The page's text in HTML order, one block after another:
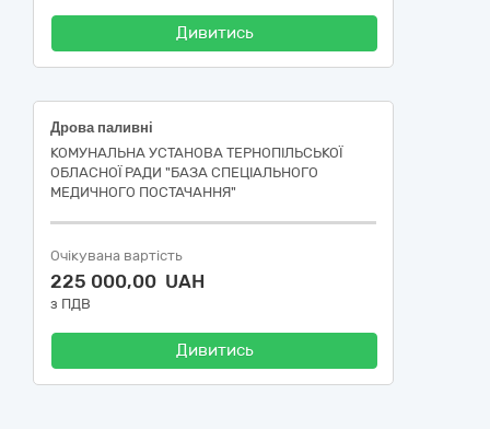
Дивитись
Дрова паливні
КОМУНАЛЬНА УСТАНОВА ТЕРНОПІЛЬСЬКОЇ
ОБЛАСНОЇ РАДИ "БАЗА СПЕЦІАЛЬНОГО
МЕДИЧНОГО ПОСТАЧАННЯ"
Очікувана вартість
225 000,00 UAH
з ПДВ
Дивитись